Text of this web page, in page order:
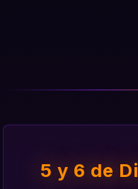
5 y 6 de